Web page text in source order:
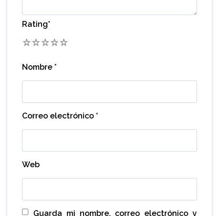
Rating*
5
4
3
2
Nombre *
Correo electrónico *
Web
Guarda mi nombre, correo electrónico y